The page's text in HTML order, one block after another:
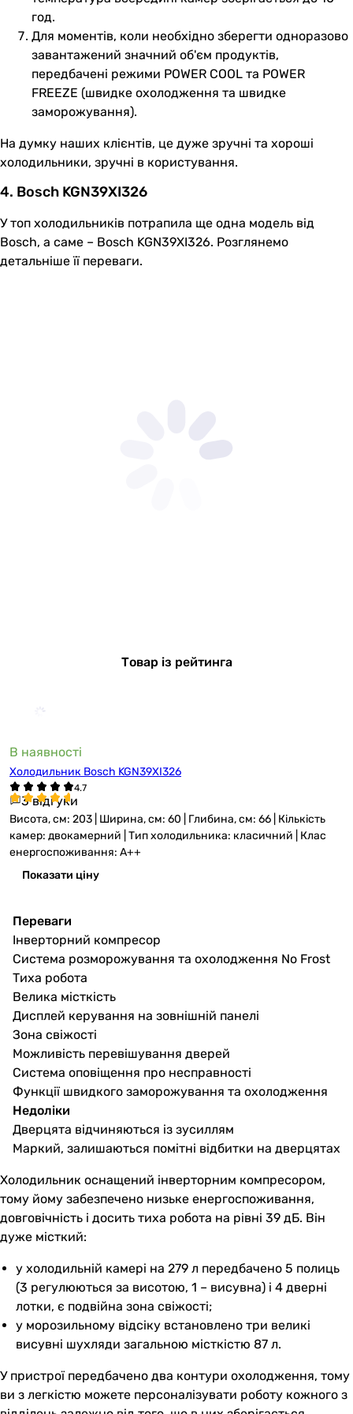
год.
Для моментів, коли необхідно зберегти одноразово
завантажений значний об'єм продуктів,
передбачені режими POWER COOL та POWER
FREEZE (швидке охолодження та швидке
заморожування).
На думку наших клієнтів, це дуже зручні та хороші
холодильники, зручні в користування.
4. Bosch KGN39XI326
У топ холодильників потрапила ще одна модель від
Bosch, а саме – Bosch KGN39XI326. Розглянемо
детальніше її переваги.
Товар із рейтинга
В наявності
Холодильник Bosch KGN39XI326
3 відгуки
Висота, см: 203 | Ширина, см: 60 | Глибина, см: 66 | Кількість
камер: двокамерний | Тип холодильника: класичний | Клас
енергоспоживання: A++
Показати ціну
Переваги
Інверторний компресор
Система розморожування та охолодження No Frost
Тиха робота
Велика місткість
Дисплей керування на зовнішній панелі
Зона свіжості
Можливість перевішування дверей
Система оповіщення про несправності
Функції швидкого заморожування та охолодження
Недоліки
Дверцята відчиняються із зусиллям
Маркий, залишаються помітні відбитки на дверцятах
Холодильник оснащений інверторним компресором,
тому йому забезпечено низьке енергоспоживання,
довговічність і досить тиха робота на рівні 39 дБ. Він
дуже місткий:
у холодильній камері на 279 л передбачено 5 полиць
(3 регулюються за висотою, 1 – висувна) і 4 дверні
лотки, є подвійна зона свіжості;
у морозильному відсіку встановлено три великі
висувні шухляди загальною місткістю 87 л.
У пристрої передбачено два контури охолодження, тому
ви з легкістю можете персоналізувати роботу кожного з